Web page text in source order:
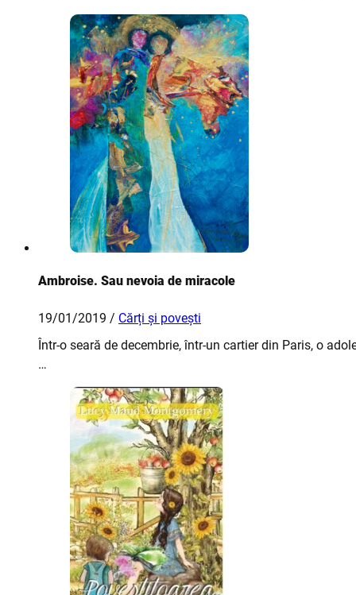
Ambroise. Sau nevoia de miracole
19/01/2019 / Cărți și povești
Într-o seară de decembrie, într-un cartier din Paris, o
…